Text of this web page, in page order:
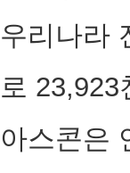
우리나라
로
아스콘은